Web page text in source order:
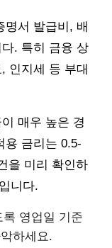
명서 발급비, 배
. 특히 금융 상
인지세 등 부대
매우 높은 경
용 금리는 0.5-
을 미리 확인하
니다.
영업일 기준
하세요.